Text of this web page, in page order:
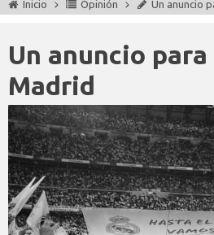
Inicio Opinión Un anuncio
Un anuncio
Madrid